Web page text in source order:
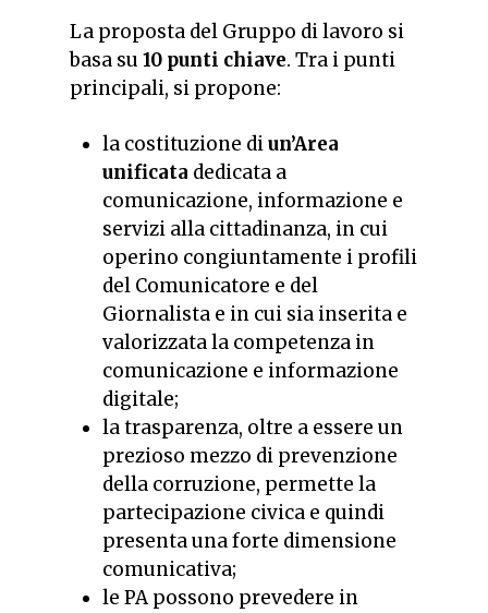
La proposta del Gruppo di lavoro si
basa su 10 punti chiave. Tra i punti
principali, si propone:
la costituzione diun’Area
unificata dedicata a
comunicazione, informazione e
servizi alla cittadinanza, in cui
operino congiuntamente i profili
del Comunicatore e del
Giornalista e in cui sia inserita e
valorizzata la competenza in
comunicazione e informazione
digitale;
la trasparenza, oltre a essere un
prezioso mezzo di prevenzione
della corruzione, permette la
partecipazione civica e quindi
presenta una forte dimensione
comunicativa;
le PA possono prevedere in